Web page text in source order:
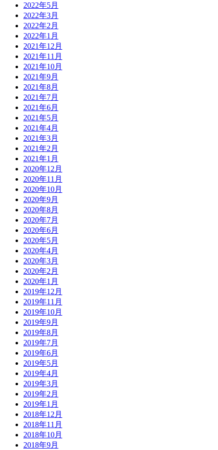
2022年5月
2022年3月
2022年2月
2022年1月
2021年12月
2021年11月
2021年10月
2021年9月
2021年8月
2021年7月
2021年6月
2021年5月
2021年4月
2021年3月
2021年2月
2021年1月
2020年12月
2020年11月
2020年10月
2020年9月
2020年8月
2020年7月
2020年6月
2020年5月
2020年4月
2020年3月
2020年2月
2020年1月
2019年12月
2019年11月
2019年10月
2019年9月
2019年8月
2019年7月
2019年6月
2019年5月
2019年4月
2019年3月
2019年2月
2019年1月
2018年12月
2018年11月
2018年10月
2018年9月